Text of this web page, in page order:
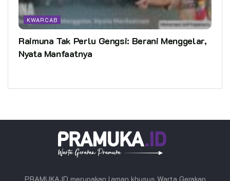
KWARCAB
Raimuna Tak Perlu Gengsi: Berani Menggelar,
Nyata Manfaatnya
PRAMUKA.ID merupakan laman khusus Warta Gerakan